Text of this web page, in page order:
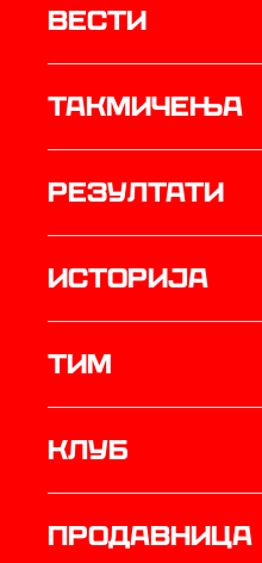
Вести
Такмичења
резултати
историја
ТИМ
Клуб
продавница